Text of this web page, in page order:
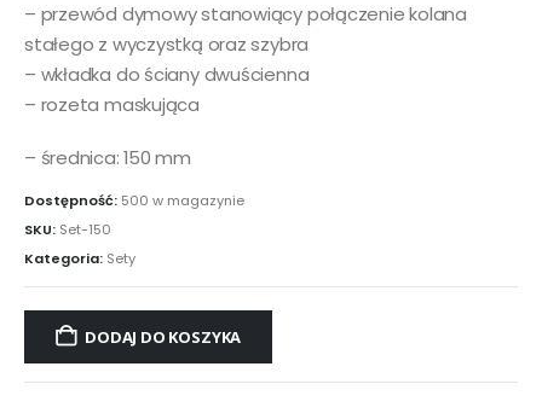
– przewód dymowy stanowiący połączenie kolana
stałego z wyczystką oraz szybra
– wkładka do ściany dwuścienna
– rozeta maskująca
– średnica: 150 mm
Dostępność: 500 w magazynie
SKU: Set-150
Kategoria: Sety
DODAJ DO KOSZYKA